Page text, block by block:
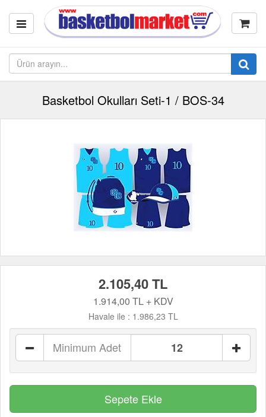
Basketbol Okulları Seti-1 / BOS-34
2.105,40 TL
1.914,00 TL + KDV
Havale ile : 1.986,23 TL
Minimum Adet